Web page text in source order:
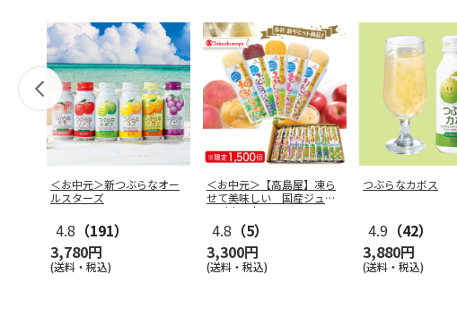
＜お中元＞新つぶらなオー
ルスターズ
4.8 （191）
3,780円
(送料・税込)
＜お中元＞【高島屋】凍ら
せて美味しい 国産ジュー
ス（東日本
4.8 （5）
3,300円
(送料・税込)
つぶらなカボス
4.9 （42）
3,880円
(送料・税込)